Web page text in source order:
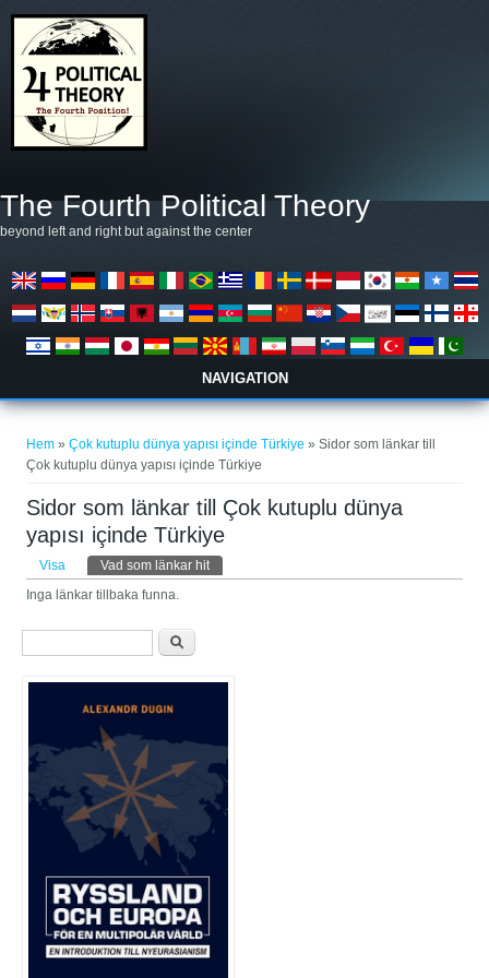
The Fourth Political Theory
beyond left and right but against the center
NAVIGATION
Hem »Çok kutuplu dünya yapısı içinde Türkiye » Sidor som länkar till
Çok kutuplu dünya yapısı içinde Türkiye
Sidor som länkar till Çok kutuplu dünya
yapısı içinde Türkiye
Primära flikar
Visa Vad som länkar hit(aktiv flik)
Inga länkar tillbaka funna.